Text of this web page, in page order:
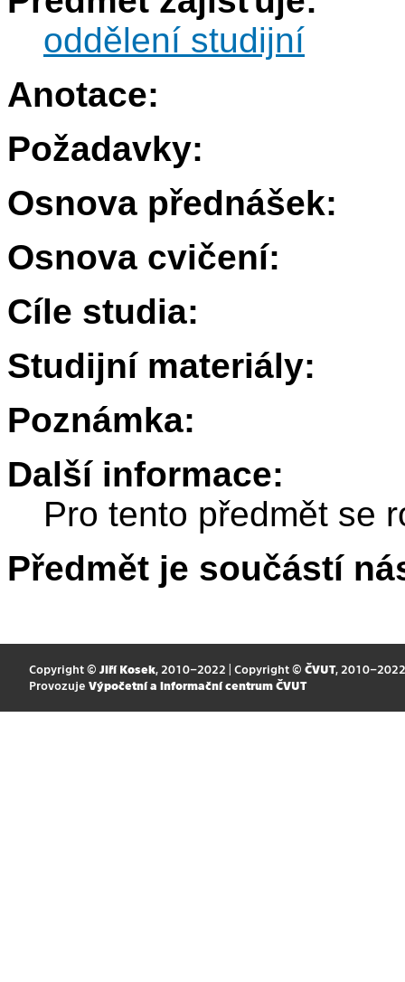
oddělení studijní
Anotace:
Požadavky:
Osnova přednášek:
Osnova cvičení:
Cíle studia:
Studijní materiály:
Poznámka:
Další informace:
Pro tento předmět se
Předmět je součástí
Copyright © Jiří Kosek, 2010–2022 | Copyright © ČVUT, 2010–2022
Provozuje Výpočetní a informační centrum ČVUT